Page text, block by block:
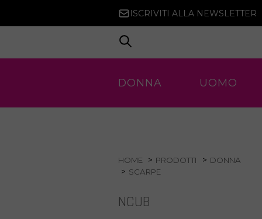
ISCRIVITI ALLA NEWSLETTER
DONNA UOMO
HOME PRODOTTI
DONNA
SCARPE
NCUB